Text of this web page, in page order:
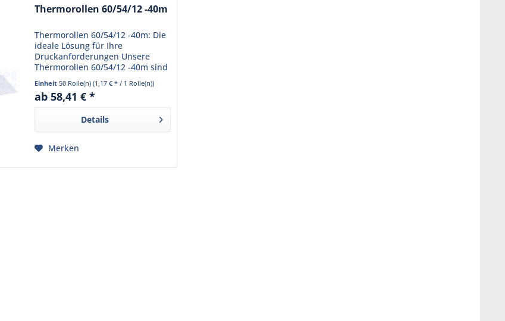
Thermorollen 60/54/12 -40m
Thermorollen 60/54/12 -40m: Die
ideale Lösung für Ihre
Druckanforderungen Unsere
Thermorollen 60/54/12 -40m sind
speziell für den Einsatz in
Thermotransferdruckern
konzipiert. Sie bieten eine
Einheit50 Rolle(n)(1,17 € * / 1 Rolle(n))
ab 58,41 € *
Details
Merken